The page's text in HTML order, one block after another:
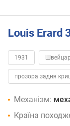
Louis Erard
1931
прозора задня
Механізм:
Країна